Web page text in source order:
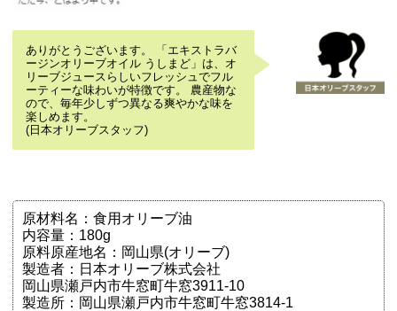
ありがとうございます。 「エキストラバ
ージンオリーブオイル うしまど」は、オ
リーブジュースらしいフレッシュでフル
ーティーな味わいが特徴です。 農産物な
ので、毎年少しずつ異なる爽やかな味を
楽しめます。
(日本オリーブスタッフ)
原材料名：食用オリーブ油
内容量：180g
原料原産地名：岡山県(オリーブ)
製造者：日本オリーブ株式会社
岡山県瀬戸内市牛窓町牛窓3911-10
製造所：岡山県瀬戸内市牛窓町牛窓3814-1